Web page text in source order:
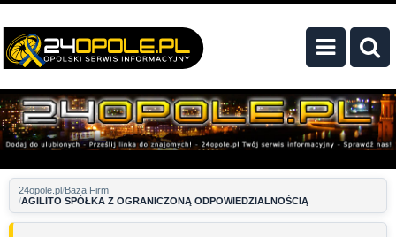
24opole.pl Baza Firm
AGILITO SPÓŁKA Z OGRANICZONĄ ODPOWIEDZIALNOŚCIĄ